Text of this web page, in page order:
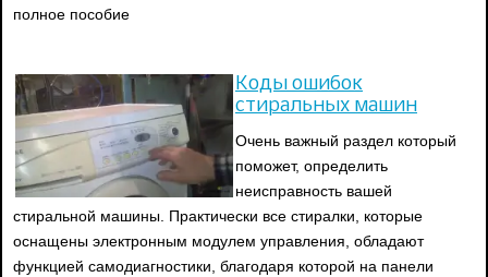
полное пособие
Коды ошибок
стиральных машин
Очень важный раздел который
поможет, определить
неисправность вашей
стиральной машины. Практически все стиралки, которые
оснащены электронным модулем управления, обладают
функцией самодиагностики, благодаря которой на панели